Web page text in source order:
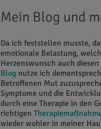
Mein Blog und
Da ich feststellen musste,
emotionale Belastung,
Herzenswunsch auch
Blog nutze ich
Betroffenen Mut
Symptome und die
durch eine Therapie in den
richtigen
wieder wohler in meiner